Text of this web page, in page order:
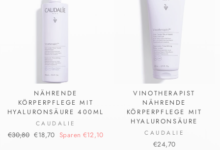
NÄHRENDE
KÖRPERPFLEGE MIT
HYALURONSÄURE 400ML
CAUDALIE
Normaler
€30,80 Sonderpreis
€18,70 Sparen €12,10
VINOTHERAPIST
NÄHRENDE
KÖRPERPFLEGE MIT
HYALURONSÄURE
CAUDALIE
€24,70